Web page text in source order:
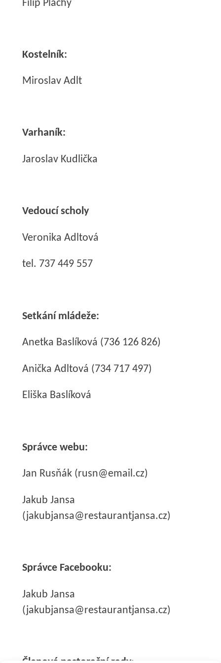
Filip Plachý
Kostelník:
Miroslav Adlt
Varhaník:
Jaroslav Kudlička
Vedoucí scholy
Veronika Adltová
tel. 737 449 557
Setkání mládeže:
Anetka Baslíková (736 126 826)
Anička Adltová (734 717 497)
Eliška Baslíková
Správce webu:
Jan Rusňák (rusn@email.cz)
Jakub Jansa
(jakubjansa@restaurantjansa.cz)
Správce Facebooku:
Jakub Jansa
(jakubjansa@restaurantjansa.cz)